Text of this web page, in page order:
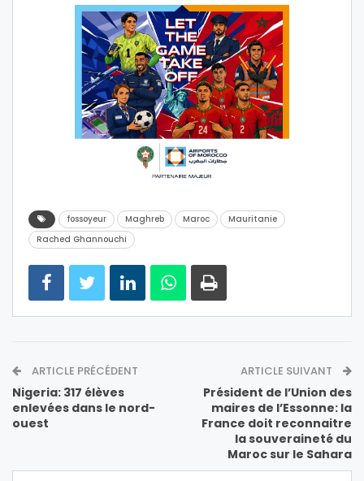
fossoyeur Maghreb Maroc
Mauritanie
Rached Ghannouchi
ARTICLE PRÉCÉDENT
Nigeria: 317 élèves
enlevées dans le nord-
ouest
ARTICLE SUIVANT
Président de l’Union des
maires de l’Essonne: la
France doit reconnaitre
la souveraineté du
Maroc sur le Sahara